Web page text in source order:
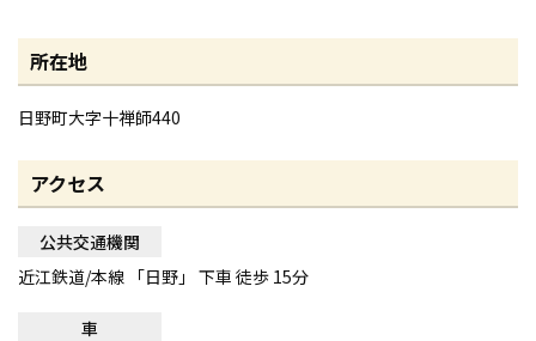
所在地
日野町大字十禅師440
アクセス
公共交通機関
近江鉄道/本線 「日野」 下車 徒歩 15分
車